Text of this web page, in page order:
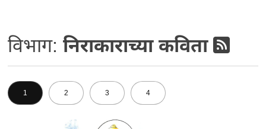
विभाग:निराकाराच्या कविता
1 2 3 4